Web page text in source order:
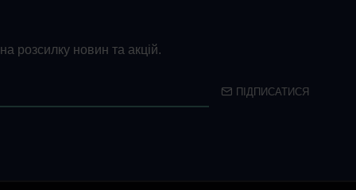
розсилку новин та акцій.
ПІДПИСАТИСЯ